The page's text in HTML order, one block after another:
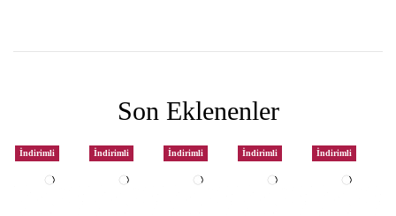
Son Eklenenler
İndirimli İndirimli İndirimli İndirimli İndirimli